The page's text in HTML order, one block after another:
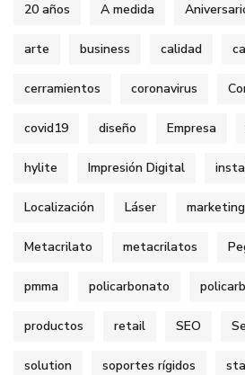
20 años A medida
arte business calidad
cerramientos coronavirus
covid19 diseño Empresa
hylite Impresión Digital
Localización Láser marketing
Metacrilato metacrilatos
pmma policarbonato
productos retail SEO
solution soportes rígidos